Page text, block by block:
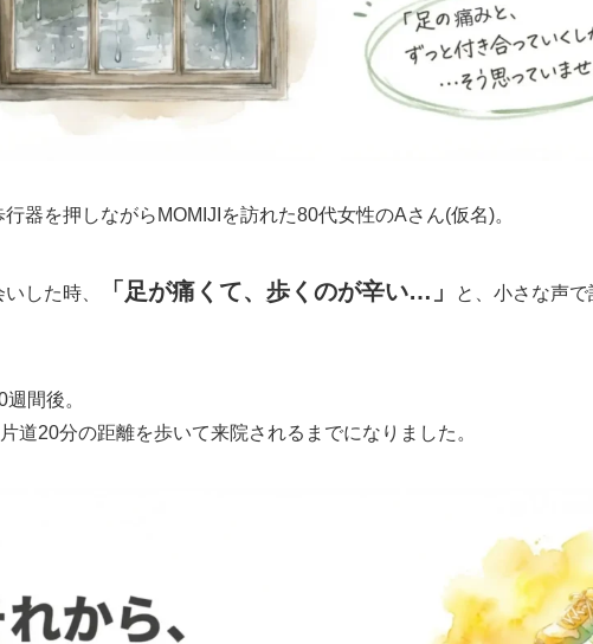
器を押しながらMOMIJIを訪れた80代女性のAさん(仮名)。
した時、 「足が痛くて、歩くのが辛い…」
と、小さな声
間後。
道20分の距離を歩いて来院されるまでになりました。